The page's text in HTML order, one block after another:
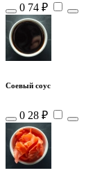
0 74 ₽
Соевый соус
0 28 ₽